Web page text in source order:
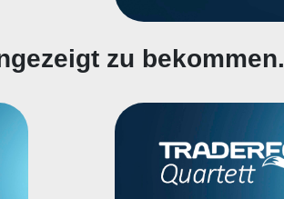
zu bekommen.